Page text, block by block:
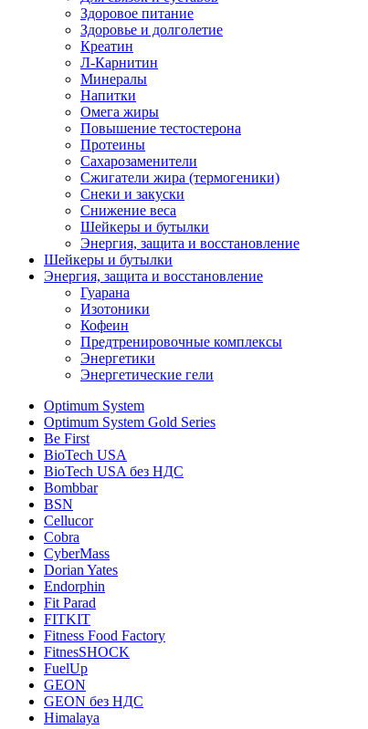
Здоровое питание
Здоровье и долголетие
Креатин
Л-Карнитин
Минералы
Напитки
Омега жиры
Повышение тестостерона
Протеины
Сахарозаменители
Сжигатели жира (термогеники)
Снеки и закуски
Снижение веса
Шейкеры и бутылки
Энергия, защита и восстановление
Шейкеры и бутылки
Энергия, защита и восстановление
Гуарана
Изотоники
Кофеин
Предтренировочные комплексы
Энергетики
Энергетические гели
Optimum System
Optimum System Gold Series
Be First
BioTech USA
BioTech USA без НДС
Bombbar
BSN
Cellucor
Cobra
CyberMass
Dorian Yates
Endorphin
Fit Parad
FITKIT
Fitness Food Factory
FitnesSHOCK
FuelUp
GEON
GEON без НДС
Himalaya